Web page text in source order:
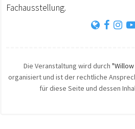
Fachausstellung.
Die Veranstaltung wird durch "Willow
organisiert und ist der rechtliche
für diese Seite und dessen